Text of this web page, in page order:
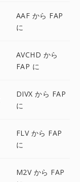
AAF から FAP
に
AVCHD から
FAP に
DIVX から FAP
に
FLV から FAP
に
M2V から FAP